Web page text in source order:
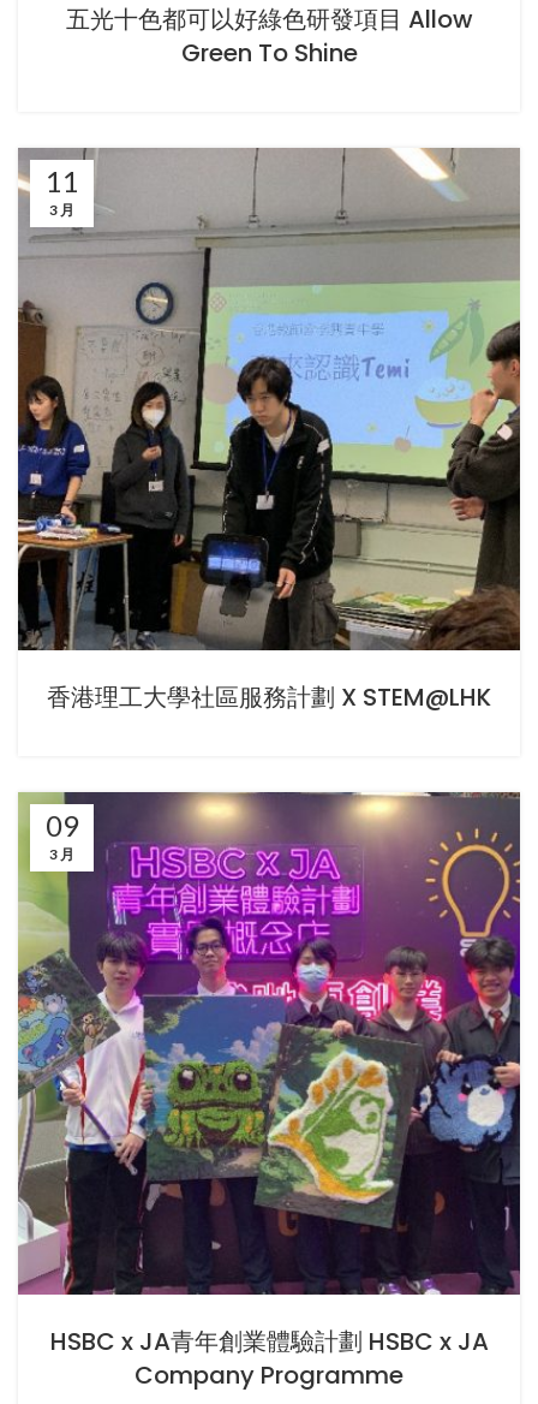
五光十色都可以好綠色研發項目 Allow
Green To Shine
11
3 月
香港理工大學社區服務計劃 X STEM@LHK
09
3 月
HSBC x JA青年創業體驗計劃 HSBC x JA
Company Programme